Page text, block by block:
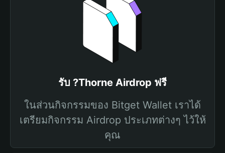
รับ ?Thorne Airdrop ฟรี
ในส่วนกิจกรรมของ Bitget Wallet เราได้
เตรียมกิจกรรม Airdrop ประเภทต่างๆ ไว้ให้
คุณ